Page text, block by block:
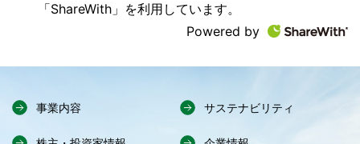
「ShareWith」を利用しています。
Powered by
事業内容 サステナビリティ